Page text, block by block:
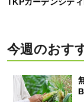
今週のおす